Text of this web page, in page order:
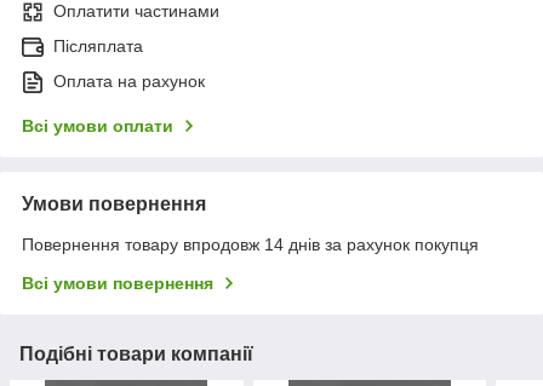
Оплатити частинами
Післяплата
Оплата на рахунок
Всі умови оплати
Умови повернення
Повернення товару впродовж 14 днів за рахунок покупця
Всі умови повернення
Подібні товари компанії